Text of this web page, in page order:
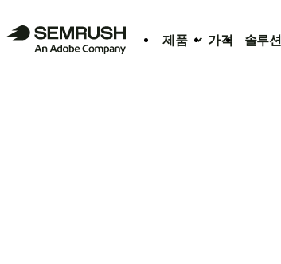
제품 가격 솔루션